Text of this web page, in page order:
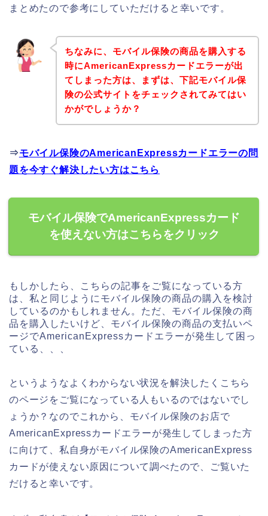
まとめたので参考にしていただけると幸いです。
ちなみに、モバイル保険の商品を購入する
時にAmericanExpressカードエラーが出
てしまった方は、まずは、下記モバイル保
険の公式サイトをチェックされてみてはい
かがでしょうか？
⇒モバイル保険のAmericanExpressカードエラーの問
題を今すぐ解決したい方はこちら
モバイル保険でAmericanExpressカード
を使えない方はこちらをクリック
もしかしたら、こちらの記事をご覧になっている方
は、私と同じようにモバイル保険の商品の購入を検討
しているのかもしれません。ただ、モバイル保険の商
品を購入したいけど、モバイル保険の商品の支払いペ
ージでAmericanExpressカードエラーが発生して困っ
ている、、、
というようなよくわからない状況を解決したくこちら
のページをご覧になっている人もいるのではないでし
ょうか？なのでこれから、モバイル保険のお店で
AmericanExpressカードエラーが発生してしまった方
に向けて、私自身がモバイル保険のAmericanExpress
カードが使えない原因について調べたので、ご覧いた
だけると幸いです。